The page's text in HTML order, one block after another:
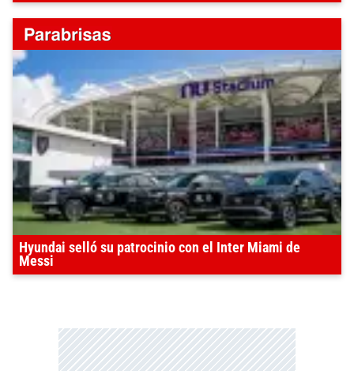
Hyundai selló su patrocinio con el Inter Miami de
Messi